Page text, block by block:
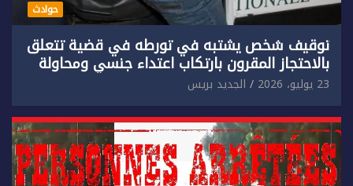
حوادث
توقيف شخص يشتبه في تورطه في قضية تتعلق
بالاحتجاز المقرون بارتكاب اعتداء جنسي ومحاولة
إضرام النار عمدا.
23 يوليو، 2026 الجديد بريس